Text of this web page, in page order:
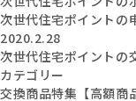
次世代住宅ポイントの
2020.2.28
次世代住宅ポイントの
カテゴリー
交換商品特集【高額商